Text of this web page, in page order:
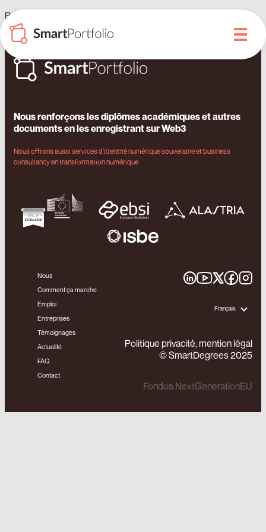
British Centre Group au Maroc certifie ses diplômes en
blockchain
Nous renforçons les diplômes académiques et autres
documents en les enregistrant sur Web3
Nous offrons aussi services d’identité numérique souveraine et business
consultancy en transformation numérique
Nous
Comment ça marche
Emploi
Entreprises
Témoignages
Actualité
FAQ
Contact
Français
Politique privacité, mention légal
© SmartDegrees 2025
Fondos NextGenerationEU